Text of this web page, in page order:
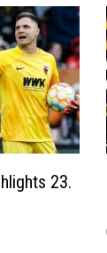
23.